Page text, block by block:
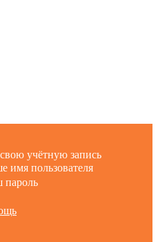
учётную запись
имя пользователя
пароль